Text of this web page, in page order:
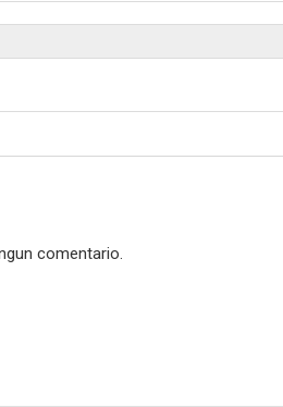
comentario.